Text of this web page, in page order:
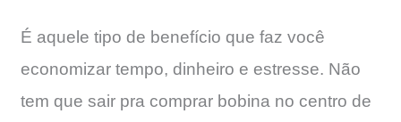
É aquele tipo de benefício que faz você
economizar tempo, dinheiro e estresse. Não
tem que sair pra comprar bobina no centro de